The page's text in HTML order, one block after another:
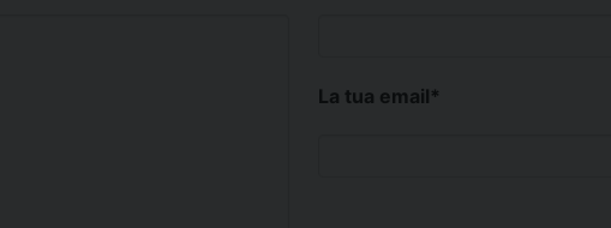
La tua email*